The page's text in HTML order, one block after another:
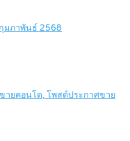
มภาพันธ์ 2568
ายคอนโด, โพสต์ประกาศขาย